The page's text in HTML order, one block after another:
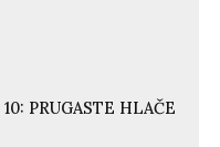
PRUGASTE HLAČE